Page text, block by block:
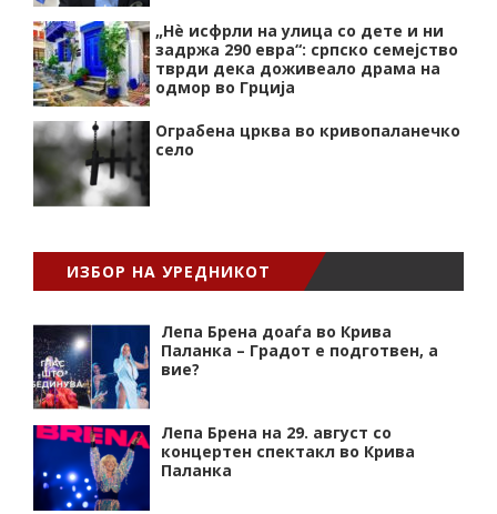
„Нѐ исфрли на улица со дете и ни
задржа 290 евра“: српско семејство
тврди дека доживеало драма на
одмор во Грција
Ограбена црква во кривопаланечко
село
ИЗБОР НА УРЕДНИКОТ
Лепа Брена доаѓа во Крива
Паланка – Градот е подготвен, а
вие?
Лепа Брена на 29. август со
концертен спектакл во Крива
Паланка